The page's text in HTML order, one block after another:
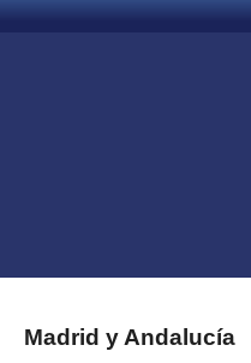
Madrid y Andalucía